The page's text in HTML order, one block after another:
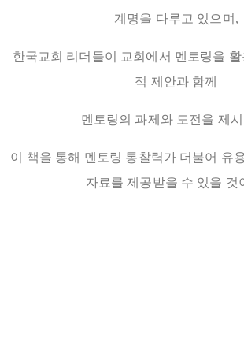
계명을 다루고 있으며,
한국교회 리더들이 교회에서 멘토링을 활
적 제안과 함께
멘토링의 과제와 도전을 제
이 책을 통해 멘토링 통찰력가 더불어 유
자료를 제공받을 수 있을 것